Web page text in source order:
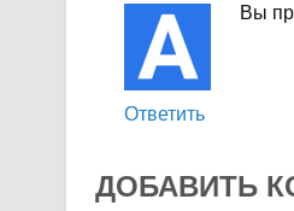
Вы
Ответить
ДОБАВИТЬ